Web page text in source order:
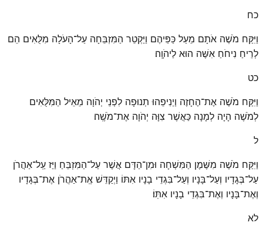
כח
וַיִּקַּח מֹשֶׁה אֹתָם מֵעַל כַּפֵּיהֶם וַיַּקְטֵר הַמִּזְבֵּחָה עַל־הָעֹלָה מִלֻּאִים הֵם
לְרֵיחַ נִיחֹחַ אִשֶּׁה הוּא לַיהֹוָֽה׃
כט
וַיִּקַּח מֹשֶׁה אֶת־הֶחָזֶה וַיְנִיפֵהוּ תְנוּפָה לִפְנֵי יְהֹוָה מֵאֵיל הַמִּלֻּאִים
לְמֹשֶׁה הָיָה לְמָנָה כַּאֲשֶׁר צִוָּה יְהֹוָה אֶת־מֹשֶֽׁה׃
ל
וַיִּקַּח מֹשֶׁה מִשֶּׁמֶן הַמִּשְׁחָה וּמִן־הַדָּם אֲשֶׁר עַל־הַמִּזְבֵּחַ וַיַּז עַֽל־אַהֲרֹן
עַל־בְּגָדָיו וְעַל־בָּנָיו וְעַל־בִּגְדֵי בָנָיו אִתּוֹ וַיְקַדֵּשׁ אֶֽת־אַהֲרֹן אֶת־בְּגָדָיו
וְאֶת־בָּנָיו וְאֶת־בִּגְדֵי בָנָיו אִתּֽוֹ׃
לא